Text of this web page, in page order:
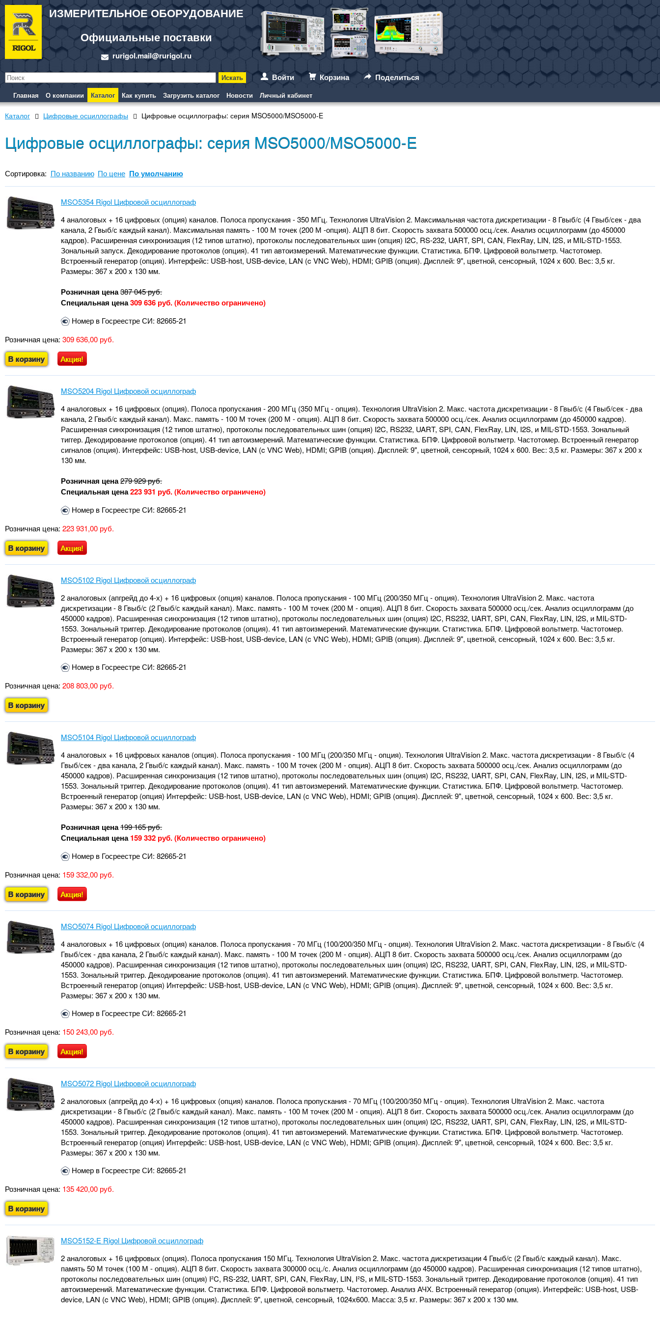
ИЗМЕРИТЕЛЬНОЕ ОБОРУДОВАНИЕ
Официальные поставки
rurigol.mail@rurigol.ru
Войти
Корзина Поделиться
Главная О компании Каталог Как купить Загрузить каталог Новости Личный кабинет
Каталог Цифровые осциллографы Цифровые осциллографы: серия MSO5000/MSO5000-E
Цифровые осциллографы: серия MSO5000/MSO5000-E
Сортировка: По названию По цене По умолчанию
MSO5354 Rigol Цифровой осциллограф
4 аналоговых + 16 цифровых (опция) каналов. Полоса пропускания - 350 МГц. Технология UltraVision 2. Максимальная частота дискретизации - 8 Гвыб/с (4 Гвыб/сек - два
канала, 2 Гвыб/с каждый канал). Максимальная память - 100 М точек (200 М -опция). АЦП 8 бит. Скорость захвата 500000 осц./сек. Анализ осциллограмм (до 450000
кадров). Расширенная синхронизация (12 типов штатно), протоколы последовательных шин (опция) I2C, RS-232, UART, SPI, CAN, FlexRay, LIN, I2S, и MIL-STD-1553.
Зональный запуск. Декодирование протоколов (опция). 41 тип автоизмерений. Математические функции. Статистика. БПФ. Цифровой вольтметр. Частотомер.
Встроенный генератор (опция). Интерфейс: USB-host, USB-device, LAN (c VNC Web), HDMI; GPIB (опция). Дисплей: 9", цветной, сенсорный, 1024 х 600. Вес: 3,5 кг.
Размеры: 367 x 200 x 130 мм.
Розничная цена387 045руб.
Специальная цена309 636 руб. (Количество ограничено)
Номер в Госреестре СИ: 82665-21
Розничная цена: 309 636,00 руб.
В корзину Акция!
MSO5204 Rigol Цифровой осциллограф
4 аналоговых + 16 цифровых (опция). Полоса пропускания - 200 МГц (350 МГц - опция). Технология UltraVision 2. Макс. частота дискретизации - 8 Гвыб/с (4 Гвыб/сек - два
канала, 2 Гвыб/с каждый канал). Макс. память - 100 М точек (200 М - опция). АЦП 8 бит. Скорость захвата 500000 осц./сек. Анализ осциллограмм (до 450000 кадров).
Расширенная синхронизация (12 типов штатно), протоколы последовательных шин (опция) I2C, RS232, UART, SPI, CAN, FlexRay, LIN, I2S, и MIL-STD-1553. Зональный
тиггер. Декодирование протоколов (опция). 41 тип автоизмерений. Математические функции. Статистика. БПФ. Цифровой вольтметр. Частотомер. Встроенный генератор
сигналов (опция). Интерфейс: USB-host, USB-device, LAN (c VNC Web), HDMI; GPIB (опция). Дисплей: 9", цветной, сенсорный, 1024 х 600. Вес: 3,5 кг. Размеры: 367 x 200 x
130 мм.
Розничная цена279 929 руб.
Специальная цена223 931 руб. (Количество ограничено)
Номер в Госреестре СИ: 82665-21
Розничная цена: 223 931,00 руб.
В корзину Акция!
MSO5102 Rigol Цифровой осциллограф
2 аналоговых (апгрейд до 4-х) + 16 цифровых (опция) каналов. Полоса пропускания - 100 МГц (200/350 МГц - опция). Технология UltraVision 2. Макс. частота
дискретизации - 8 Гвыб/с (2 Гвыб/с каждый канал). Макс. память - 100 М точек (200 М - опция). АЦП 8 бит. Скорость захвата 500000 осц./сек. Анализ осциллограмм (до
450000 кадров). Расширенная синхронизация (12 типов штатно), протоколы последовательных шин (опция) I2C, RS232, UART, SPI, CAN, FlexRay, LIN, I2S, и MIL-STD-
1553. Зональный триггер. Декодирование протоколов (опция). 41 тип автоизмерений. Математические функции. Статистика. БПФ. Цифровой вольтметр. Частотомер.
Встроенный генератор (опция). Интерфейс: USB-host, USB-device, LAN (c VNC Web), HDMI; GPIB (опция). Дисплей: 9", цветной, сенсорный, 1024 х 600. Вес: 3,5 кг.
Размеры: 367 x 200 x 130 мм.
Номер в Госреестре СИ: 82665-21
Розничная цена: 208 803,00 руб.
В корзину
MSO5104 Rigol Цифровой осциллограф
4 аналоговых + 16 цифровых каналов (опция). Полоса пропускания - 100 МГц (200/350 МГц - опция). Технология UltraVision 2. Макс. частота дискретизации - 8 Гвыб/с (4
Гвыб/сек - два канала, 2 Гвыб/с каждый канал). Макс. память - 100 М точек (200 М - опция). АЦП 8 бит. Скорость захвата 500000 осц./сек. Анализ осциллограмм (до
450000 кадров). Расширенная синхронизация (12 типов штатно), протоколы последовательных шин (опция) I2C, RS232, UART, SPI, CAN, FlexRay, LIN, I2S, и MIL-STD-
1553. Зональный триггер. Декодирование протоколов (опция). 41 тип автоизмерений. Математические функции. Статистика. БПФ. Цифровой вольтметр. Частотомер.
Встроенный генератор (опция) Интерфейс: USB-host, USB-device, LAN (c VNC Web), HDMI; GPIB (опция). Дисплей: 9", цветной, сенсорный, 1024 х 600. Вес: 3,5 кг.
Размеры: 367 x 200 x 130 мм.
Розничная цена199 165руб.
Специальная цена159 332 руб. (Количество ограничено)
Номер в Госреестре СИ: 82665-21
Розничная цена: 159 332,00 руб.
В корзину Акция!
MSO5074 Rigol Цифровой осциллограф
4 аналоговых + 16 цифровых (опция) каналов. Полоса пропускания - 70 МГц (100/200/350 МГц - опция). Технология UltraVision 2. Макс. частота дискретизации - 8 Гвыб/с (4
Гвыб/сек - два канала, 2 Гвыб/с каждый канал). Макс. память - 100 М точек (200 М - опция). АЦП 8 бит. Скорость захвата 500000 осц./сек. Анализ осциллограмм (до
450000 кадров). Расширенная синхронизация (12 типов штатно), протоколы последовательных шин (опция) I2C, RS232, UART, SPI, CAN, FlexRay, LIN, I2S, и MIL-STD-
1553. Зональный триггер. Декодирование протоколов (опция). 41 тип автоизмерений. Математические функции. Статистика. БПФ. Цифровой вольтметр. Частотомер.
Встроенный генератор (опция) Интерфейс: USB-host, USB-device, LAN (c VNC Web), HDMI; GPIB (опция). Дисплей: 9", цветной, сенсорный, 1024 х 600. Вес: 3,5 кг.
Размеры: 367 x 200 x 130 мм.
Номер в Госреестре СИ: 82665-21
Розничная цена: 150 243,00 руб.
В корзину Акция!
MSO5072 Rigol Цифровой осциллограф
2 аналоговых (апгрейд до 4-х) + 16 цифровых (опция) каналов. Полоса пропускания - 70 МГц (100/200/350 МГц - опция). Технология UltraVision 2. Макс. частота
дискретизации - 8 Гвыб/с (2 Гвыб/с каждый канал). Макс. память - 100 М точек (200 М - опция). АЦП 8 бит. Скорость захвата 500000 осц./сек. Анализ осциллограмм (до
450000 кадров). Расширенная синхронизация (12 типов штатно), протоколы последовательных шин (опция) I2C, RS232, UART, SPI, CAN, FlexRay, LIN, I2S, и MIL-STD-
1553. Зональный триггер. Декодирование протоколов (опция). 41 тип автоизмерений. Математические функции. Статистика. БПФ. Цифровой вольтметр. Частотомер.
Встроенный генератор (опция) Интерфейс: USB-host, USB-device, LAN (c VNC Web), HDMI; GPIB (опция). Дисплей: 9", цветной, сенсорный, 1024 х 600. Вес: 3,5 кг.
Размеры: 367 x 200 x 130 мм.
Номер в Госреестре СИ: 82665-21
Розничная цена: 135 420,00 руб.
В корзину
MSO5152-E Rigol Цифровой осциллограф
2 аналоговых + 16 цифровых (опция). Полоса пропускания 150 МГц. Технология UltraVision 2. Макс. частота дискретизации 4 Гвыб/с (2 Гвыб/с каждый канал). Макс.
память 50 М точек (100 М - опция). АЦП 8 бит. Скорость захвата 300000 осц./с. Анализ осциллограмм (до 450000 кадров). Расширенная синхронизация (12 типов штатно),
протоколы последовательных шин (опция) I²C, RS-232, UART, SPI, CAN, FlexRay, LIN, I²S, и MIL-STD-1553. Зональный триггер. Декодирование протоколов (опция). 41 тип
автоизмерений. Математические функции. Статистика. БПФ. Цифровой вольтметр. Частотомер. Анализ АЧХ. Встроенный генератор (опция). Интерфейс: USB-host, USB-
device, LAN (c VNC Web), HDMI; GPIB (опция). Дисплей: 9", цветной, сенсорный, 1024х600. Масса: 3,5 кг. Размеры: 367 x 200 x 130 мм.